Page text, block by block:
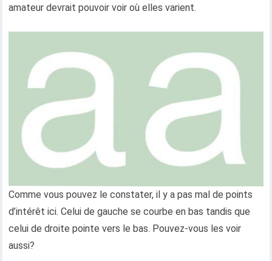
amateur devrait pouvoir voir où elles varient.
Comme vous pouvez le constater, il y a pas mal de points
d’intérêt ici. Celui de gauche se courbe en bas tandis que
celui de droite pointe vers le bas. Pouvez-vous les voir
aussi?